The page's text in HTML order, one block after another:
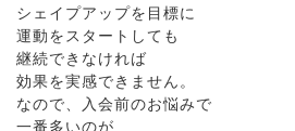
シェイプアップを目標に
運動をスタートしても
継続できなければ
効果を実感できません。
なので、入会前のお悩みで
一番多いのが